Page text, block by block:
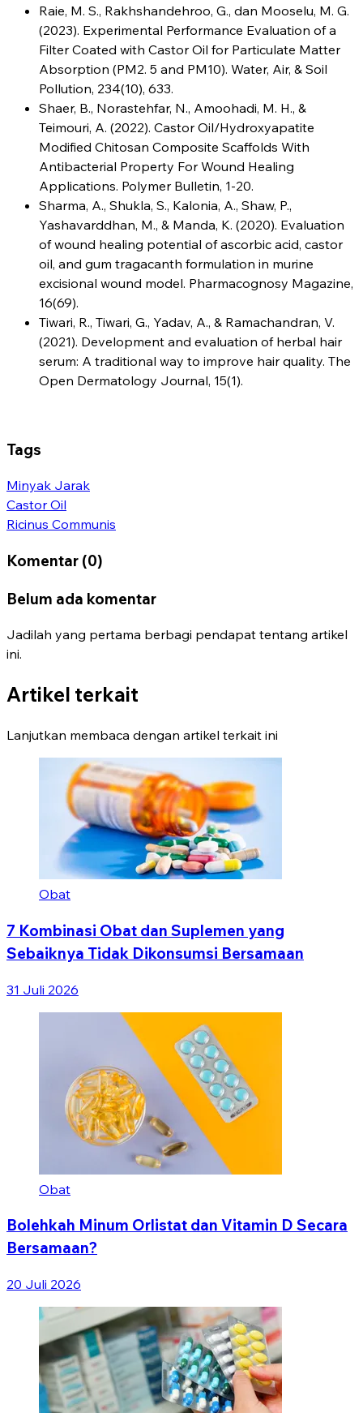
Raie, M. S., Rakhshandehroo, G., dan Mooselu, M. G.
(2023). Experimental Performance Evaluation of a
Filter Coated with Castor Oil for Particulate Matter
Absorption (PM2. 5 and PM10). Water, Air, & Soil
Pollution, 234(10), 633.
Shaer, B., Norastehfar, N., Amoohadi, M. H., &
Teimouri, A. (2022). Castor Oil/Hydroxyapatite
Modified Chitosan Composite Scaffolds With
Antibacterial Property For Wound Healing
Applications. Polymer Bulletin, 1-20.
Sharma, A., Shukla, S., Kalonia, A., Shaw, P.,
Yashavarddhan, M., & Manda, K. (2020). Evaluation
of wound healing potential of ascorbic acid, castor
oil, and gum tragacanth formulation in murine
excisional wound model. Pharmacognosy Magazine,
16(69).
Tiwari, R., Tiwari, G., Yadav, A., & Ramachandran, V.
(2021). Development and evaluation of herbal hair
serum: A traditional way to improve hair quality. The
Open Dermatology Journal, 15(1).
Tags
Minyak Jarak
Castor Oil
Ricinus Communis
Komentar (0)
Belum ada komentar
Jadilah yang pertama berbagi pendapat tentang artikel
ini.
Artikel terkait
Lanjutkan membaca dengan artikel terkait ini
Obat
7 Kombinasi Obat dan Suplemen yang
Sebaiknya Tidak Dikonsumsi Bersamaan
31 Juli 2026
Obat
Bolehkah Minum Orlistat dan Vitamin D Secara
Bersamaan?
20 Juli 2026